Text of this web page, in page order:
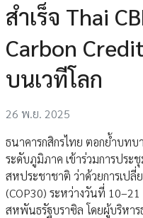
สำเร็จ Thai
Carbon
บนเวทีโลก
26 พ.ย. 2025
ธนาคารกสิกรไทย ตอกย้ำบทบ
ระดับภูมิภาค เข้าร่วมการปร
สหประชาชาติ ว่าด้วยการเป
(COP30) ระหว่างวันที่
สหพันธรัฐบราซิล โดยผู้บริหา